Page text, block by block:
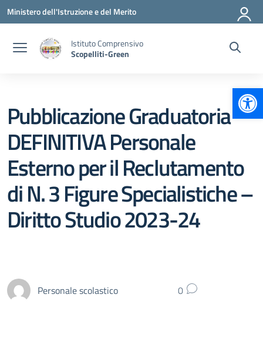
Vai ai contenuti
Vai al menu di navigazione
Vai al footer
Ministero dell'Istruzione e del Merito
Istituto Comprensivo
Scopelliti-Green
Pubblicazione Graduatoria
DEFINITIVA Personale
Esterno per il Reclutamento
di N. 3 Figure Specialistiche –
Diritto Studio 2023-24
Personale scolastico 0